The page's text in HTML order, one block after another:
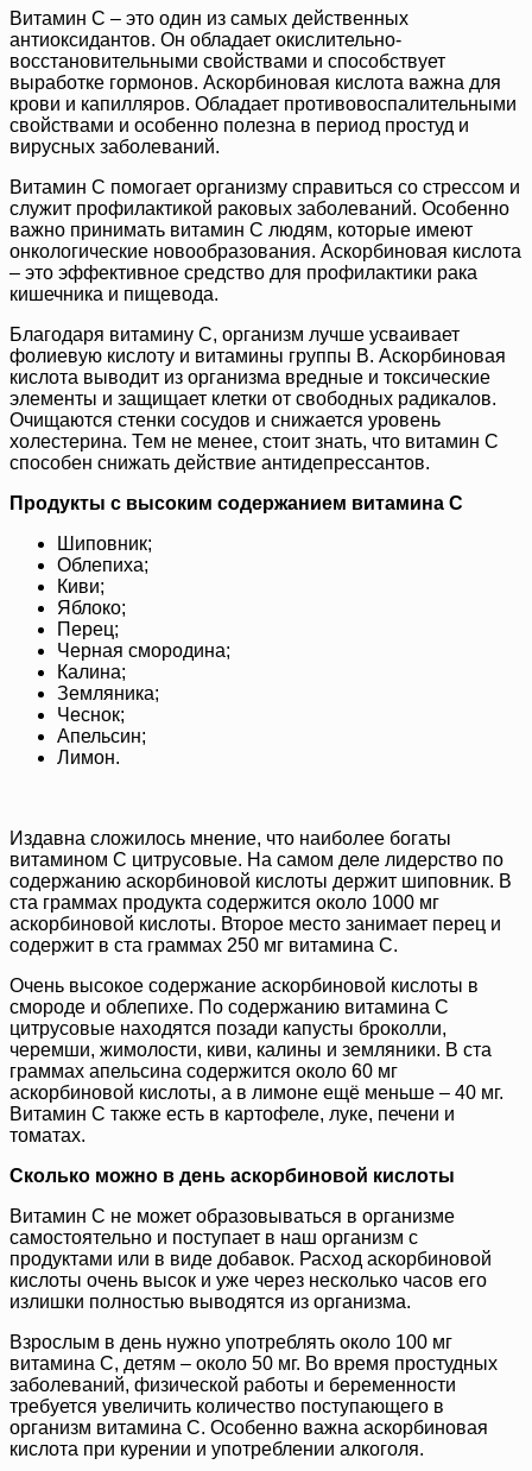
Витамин С – это один из самых действенных
антиоксидантов. Он обладает окислительно-
восстановительными свойствами и способствует
выработке гормонов. Аскорбиновая кислота важна для
крови и капилляров. Обладает противовоспалительными
свойствами и особенно полезна в период простуд и
вирусных заболеваний.
Витамин С помогает организму справиться со стрессом и
служит профилактикой раковых заболеваний. Особенно
важно принимать витамин С людям, которые имеют
онкологические новообразования. Аскорбиновая кислота
– это эффективное средство для профилактики рака
кишечника и пищевода.
Благодаря витамину С, организм лучше усваивает
фолиевую кислоту и витамины группы В. Аскорбиновая
кислота выводит из организма вредные и токсические
элементы и защищает клетки от свободных радикалов.
Очищаются стенки сосудов и снижается уровень
холестерина. Тем не менее, стоит знать, что витамин С
способен снижать действие антидепрессантов.
Продукты с высоким содержанием витамина С
Шиповник;
Облепиха;
Киви;
Яблоко;
Перец;
Черная смородина;
Калина;
Земляника;
Чеснок;
Апельсин;
Лимон.
Издавна сложилось мнение, что наиболее богаты
витамином С цитрусовые. На самом деле лидерство по
содержанию аскорбиновой кислоты держит шиповник. В
ста граммах продукта содержится около 1000 мг
аскорбиновой кислоты. Второе место занимает перец и
содержит в ста граммах 250 мг витамина С.
Очень высокое содержание аскорбиновой кислоты в
смороде и облепихе. По содержанию витамина С
цитрусовые находятся позади капусты броколли,
черемши, жимолости, киви, калины и земляники. В ста
граммах апельсина содержится около 60 мг
аскорбиновой кислоты, а в лимоне ещё меньше – 40 мг.
Витамин С также есть в картофеле, луке, печени и
томатах.
Сколько можно в день аскорбиновой кислоты
Витамин С не может образовываться в организме
самостоятельно и поступает в наш организм с
продуктами или в виде добавок. Расход аскорбиновой
кислоты очень высок и уже через несколько часов его
излишки полностью выводятся из организма.
Взрослым в день нужно употреблять около 100 мг
витамина С, детям – около 50 мг. Во время простудных
заболеваний, физической работы и беременности
требуется увеличить количество поступающего в
организм витамина С. Особенно важна аскорбиновая
кислота при курении и употреблении алкоголя.